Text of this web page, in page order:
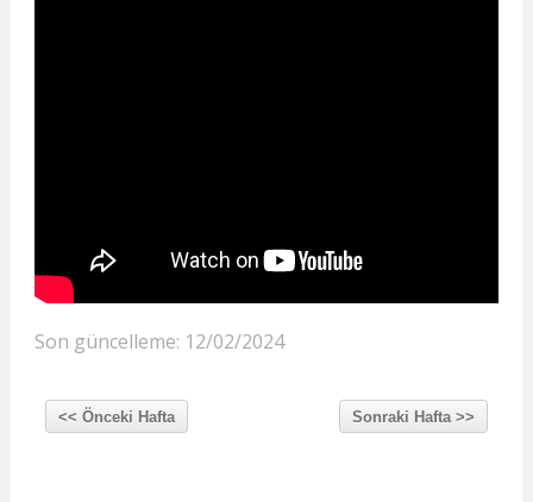
Son güncelleme: 12/02/2024
<< Önceki Hafta Sonraki Hafta >>